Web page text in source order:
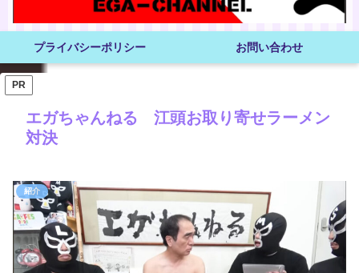
プライバシーポリシー お問い合わせ
PR
エガちゃんねる 江頭お取り寄せラーメン
対決
紹介